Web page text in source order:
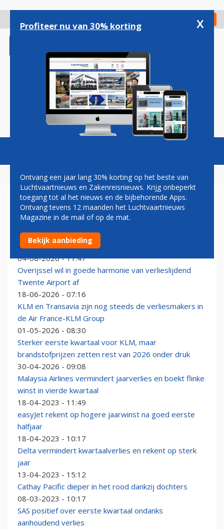
gaan
Check in
Magazine Podcasts Vacatures
VERLIES
Brussels Airlines grijpt ternauwernood in: streep door
vlootuitbreiding
04-08-2026 - 11:47
Overijssel wil in goede harmonie van verlieslijdend
Twente Airport af
18-06-2026 - 07:16
KLM en Transavia zijn nog steeds de verliesmakers in
de Air France-KLM Group
01-05-2026 - 08:30
Sterker eerste kwartaal voor KLM, maar
brandstofprijzen zetten rest van 2026 onder druk
30-04-2026 - 09:08
Malaysia Airlines vermindert jaarverlies en boekt flinke
winst in vierde kwartaal
18-04-2023 - 11:49
easyJet rekent op hogere jaarwinst na goed eerste
halfjaar
18-04-2023 - 10:17
Delta vermindert kwartaalverlies en rekent op sterk
jaar
13-04-2023 - 15:12
Cathay Pacific dieper in het rood dankzij dochters
08-03-2023 - 10:17
SAS positief over eerste kwartaal ondanks
aanhoudend verlies
Profiteer nu van 30% korting x
Ontvang een jaar lang 30% korting op het beste van
Luchtvaartnieuws en Zakenreisnieuws. Krijg onbeperkt
toegang tot al het nieuws en de bijbehorende Apps.
Ontvang tevens 12 maanden het Luchtvaartnieuws
Magazine in de mail of op de mat.
Bekijk aanbieding